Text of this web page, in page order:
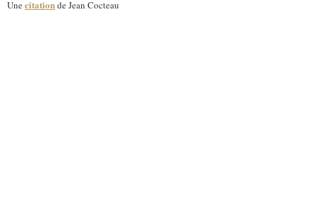
Unecitationde Jean Cocteau